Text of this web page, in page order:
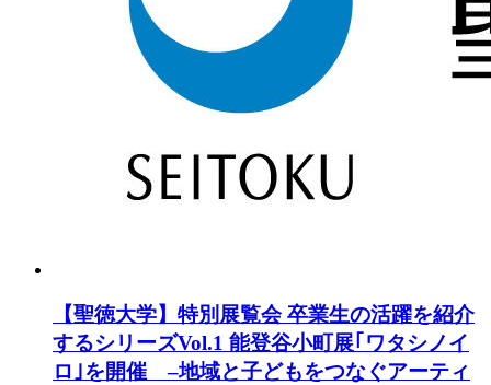
【聖徳大学】特別展覧会 卒業生の活躍を紹介
するシリーズVol.1 能登谷小町展｢ワタシノイ
ロ｣を開催 –地域と子どもをつなぐアーティ